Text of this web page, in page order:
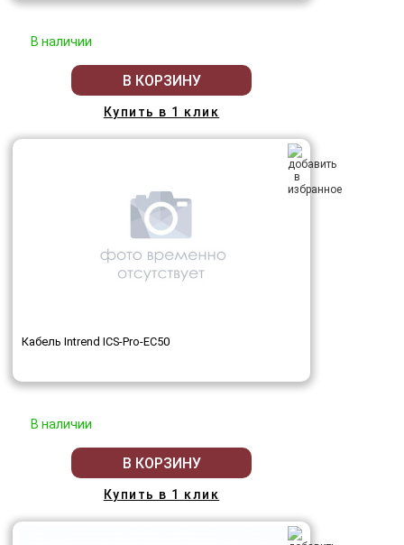
В наличии
В КОРЗИНУ
Купить в 1 клик
Кабель Intrend ICS-Pro-EC50
В наличии
В КОРЗИНУ
Купить в 1 клик